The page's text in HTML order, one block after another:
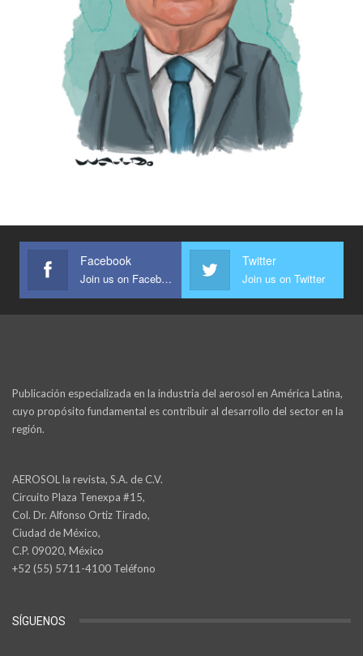
Facebook
Join us on Facebook
Twitter
Join us on Twitter
Publicación especializada en la industria del aerosol en América Latina,
cuyo propósito fundamental es contribuir al desarrollo del sector en la
región.
AEROSOL la revista, S.A. de C.V.
Circuito Plaza Tenexpa #15,
Col. Dr. Alfonso Ortiz Tirado,
Ciudad de México,
C.P. 09020, México
+52 (55) 5711-4100 Teléfono
SÍGUENOS